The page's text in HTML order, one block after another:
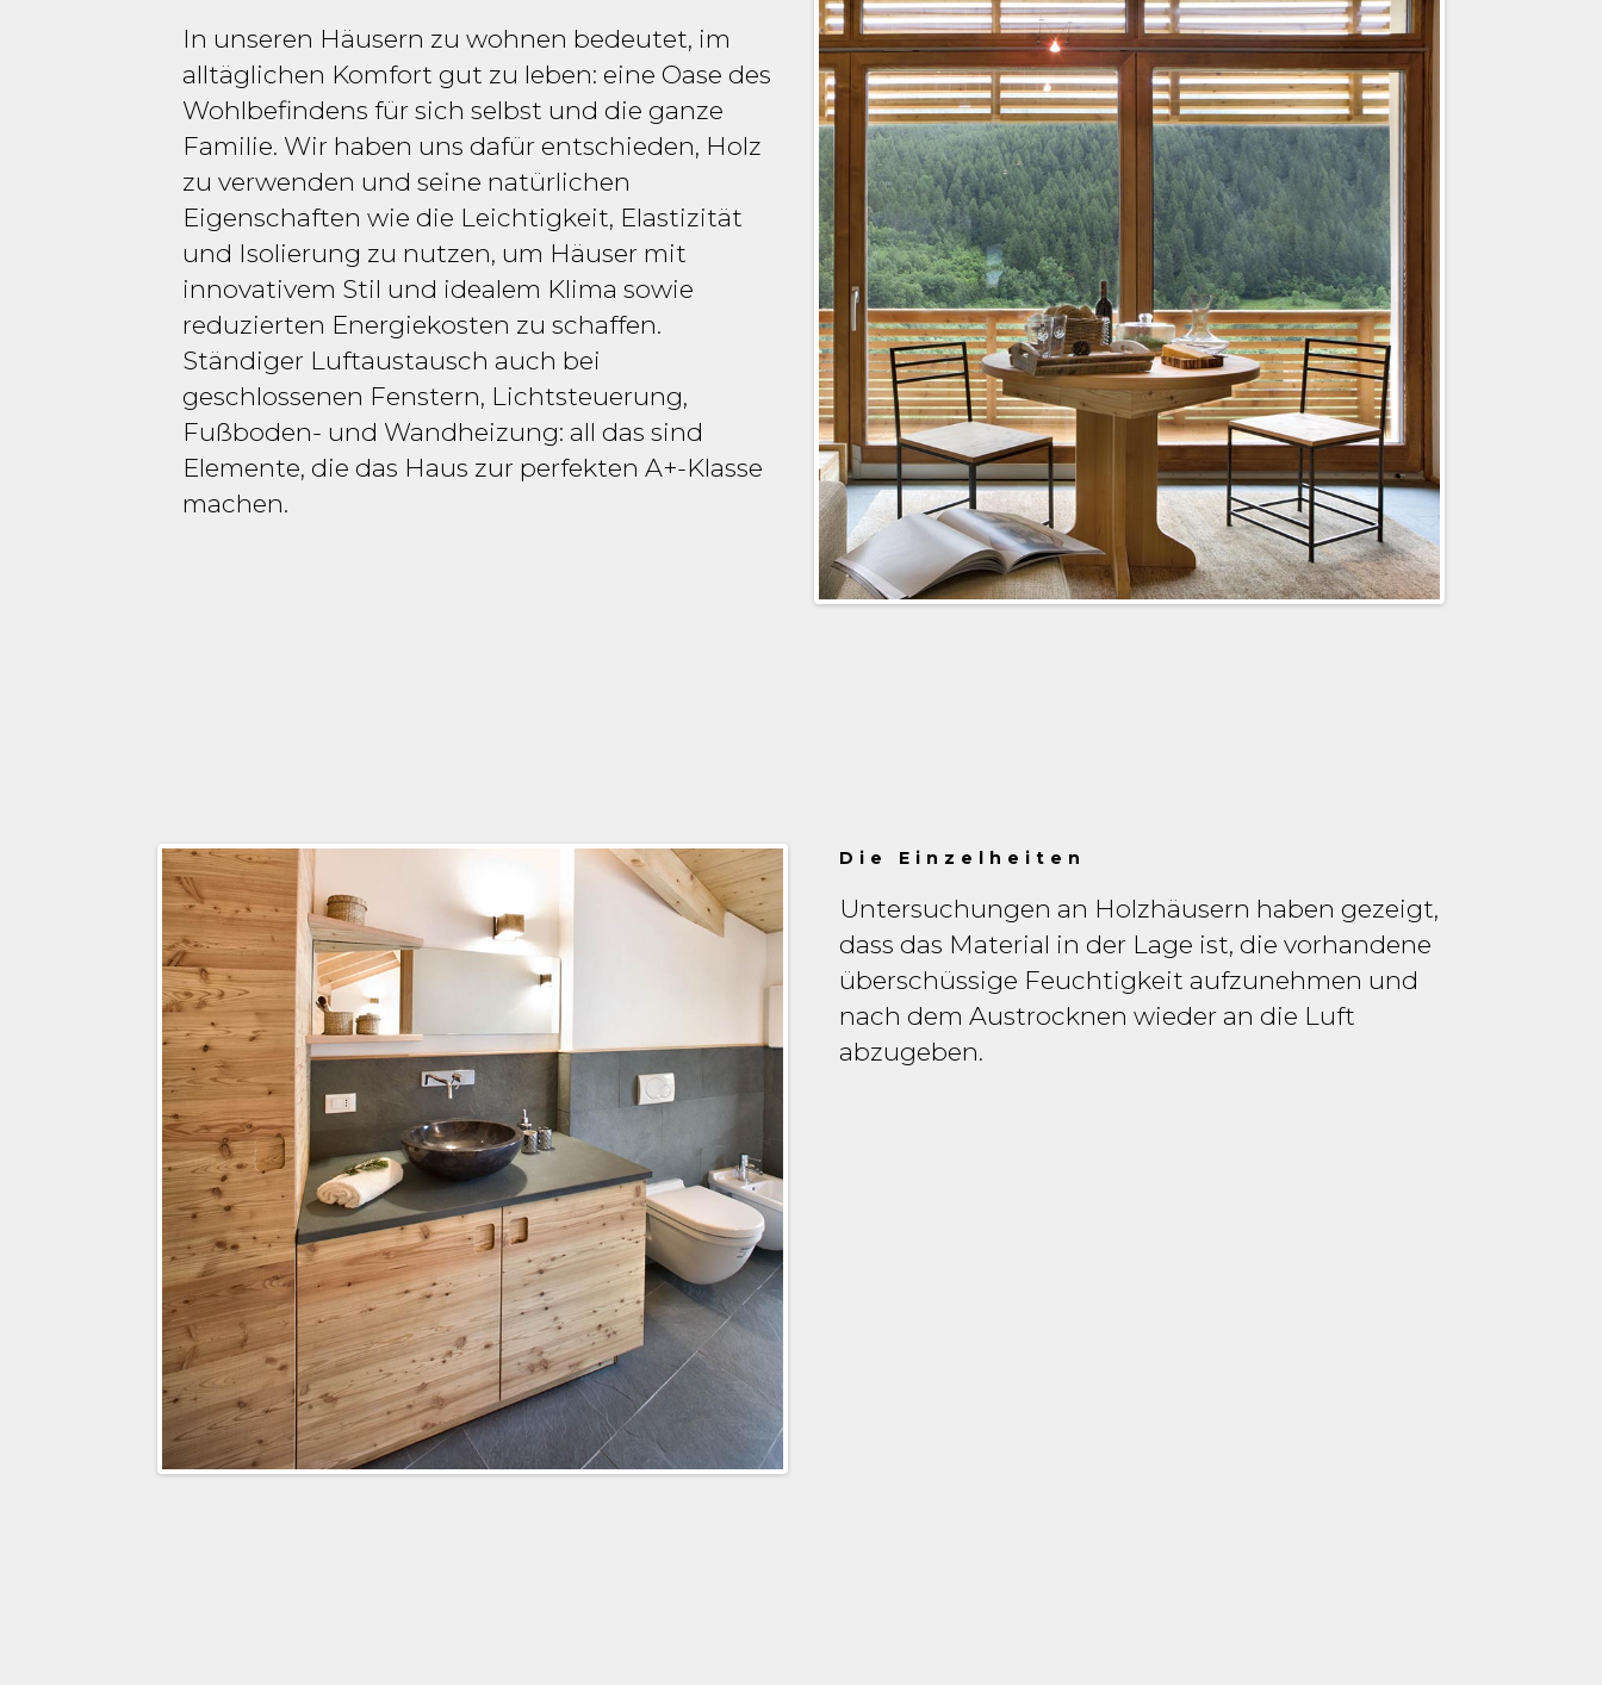
In unseren Häusern zu wohnen bedeutet, im
alltäglichen Komfort gut zu leben: eine Oase des
Wohlbefindens für sich selbst und die ganze
Familie. Wir haben uns dafür entschieden, Holz
zu verwenden und seine natürlichen
Eigenschaften wie die Leichtigkeit, Elastizität
und Isolierung zu nutzen, um Häuser mit
innovativem Stil und idealem Klima sowie
reduzierten Energiekosten zu schaffen.
Ständiger Luftaustausch auch bei
geschlossenen Fenstern, Lichtsteuerung,
Fußboden- und Wandheizung: all das sind
Elemente, die das Haus zur perfekten A+-Klasse
machen.
Die Einzelheiten
Untersuchungen an Holzhäusern haben gezeigt,
dass das Material in der Lage ist, die vorhandene
überschüssige Feuchtigkeit aufzunehmen und
nach dem Austrocknen wieder an die Luft
abzugeben.